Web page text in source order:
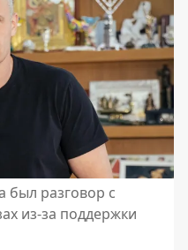
был разговор с
из-за поддержки